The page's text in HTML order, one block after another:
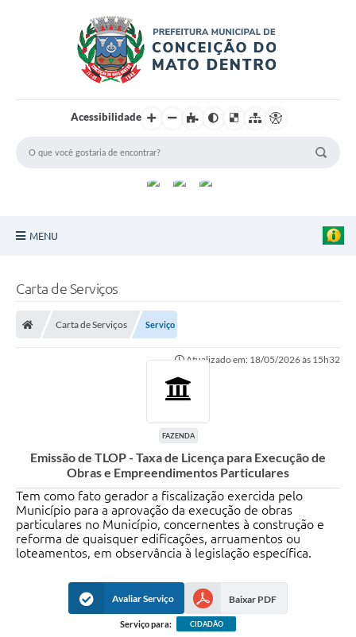
Acessibilidade
MENU
Ouvidoria
Procuradoria Jurídica - Consultoria Administrativa
Serviços da Secretaria Municipal de Fazenda
Controle Interno
SIM - Serviço de Inspeção Muncipal
Carta de Serviços
Carta de Serviços Serviço
Atualizado em: 18/05/2026 às 15h32
FAZENDA
Emissão de TLOP - Taxa de Licença para Execução de
Obras e Empreendimentos Particulares
Tem como fato gerador a fiscalização exercida pelo
Município para a aprovação da execução de obras
particulares no Município, concernentes à construção e
reforma de quaisquer edificações, arruamentos ou
loteamentos, em observância à legislação específica.
Avaliar Serviço Baixar PDF
Serviço para: CIDADÃO